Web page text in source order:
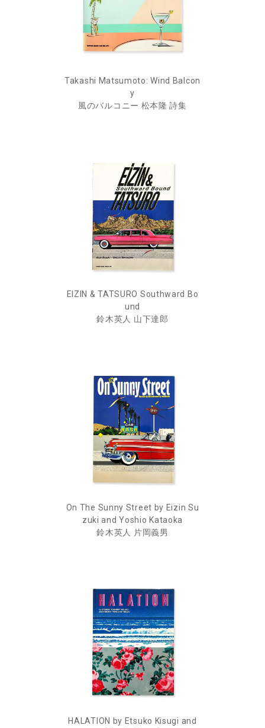
Takashi Matsumoto: Wind Balcon
y
風のバルコニー 松本隆 詩集
EIZIN & TATSURO Southward Bo
und
鈴木英人 山下達郎
On The Sunny Street by Eizin Su
zuki and Yoshio Kataoka
鈴木英人 片岡義男
HALATION by Etsuko Kisugi and